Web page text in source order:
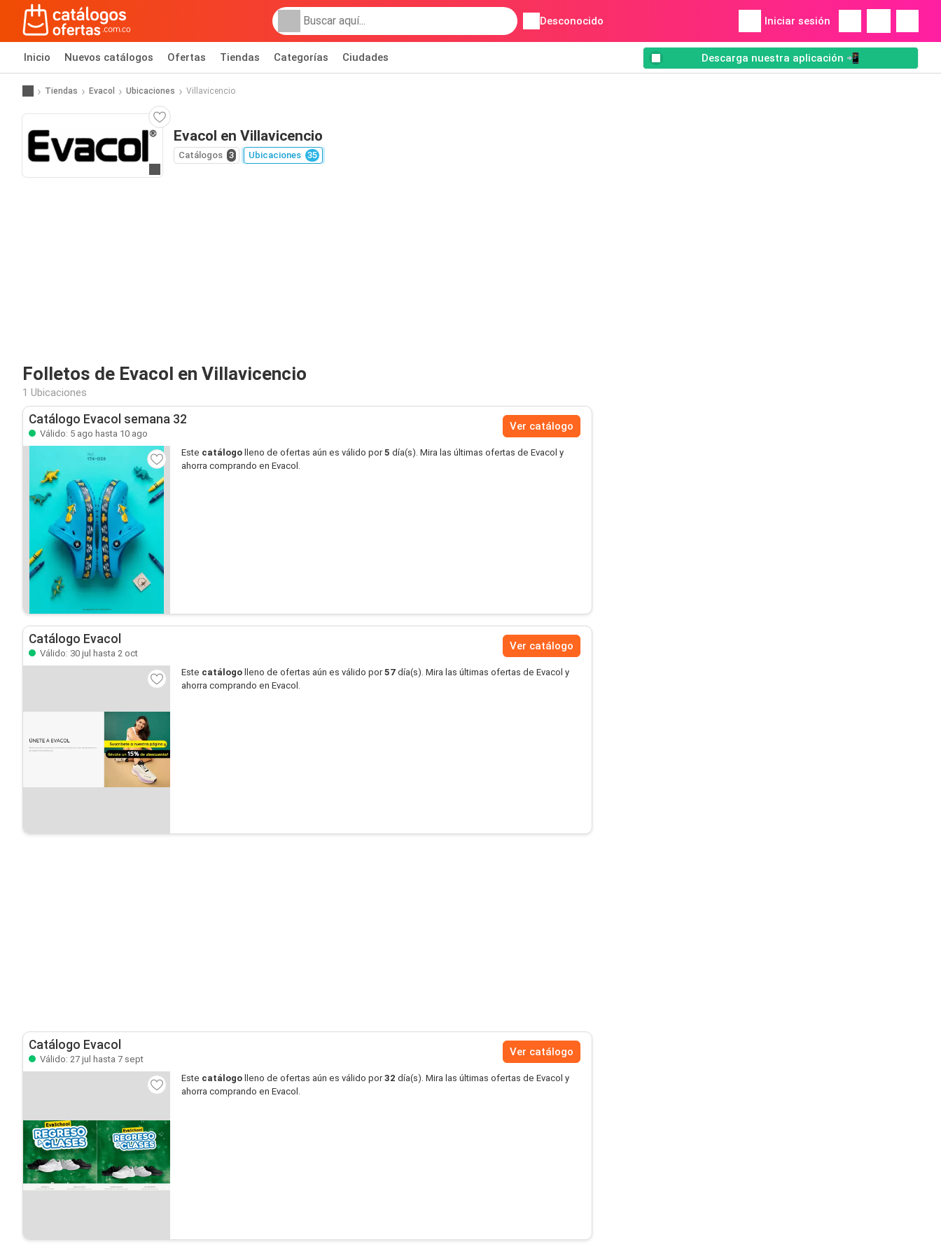
Desconocido Iniciar sesión
Inicio Nuevos catálogos Ofertas Tiendas Categorías Ciudades Descarga nuestra aplicación 📲
Tiendas Evacol Ubicaciones Villavicencio
Evacol en Villavicencio
Catálogos 3 Ubicaciones 35
Folletos de Evacol en Villavicencio
1 Ubicaciones
Catálogo Evacol semana 32
Válido: 5 ago hasta 10 ago
Ver catálogo
Este catálogo lleno de ofertas aún es válido por5 día(s). Mira las últimas ofertas de Evacol y
ahorra comprando en Evacol.
Catálogo Evacol
Válido: 30 jul hasta 2 oct
Ver catálogo
Este catálogo lleno de ofertas aún es válido por57 día(s). Mira las últimas ofertas de Evacol y
ahorra comprando en Evacol.
Catálogo Evacol
Válido: 27 jul hasta 7 sept
Ver catálogo
Este catálogo lleno de ofertas aún es válido por32 día(s). Mira las últimas ofertas de Evacol y
ahorra comprando en Evacol.